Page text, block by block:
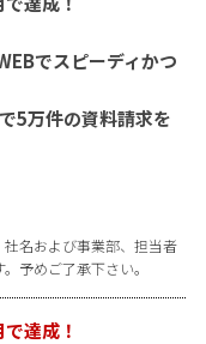
でスピーディかつ
5万件の資料請求を
名および事業部、担当者
予めご了承下さい。
達成！